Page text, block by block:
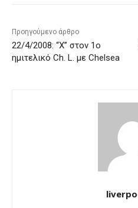
Προηγούμενο άρθρο
22/4/2008: “Χ” στον 1ο
ημιτελικό Ch. L. με Chelsea